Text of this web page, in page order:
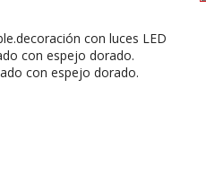
con luces LED
con espejo dorado.
con espejo dorado.